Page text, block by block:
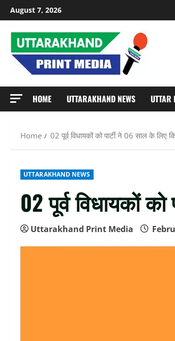
Skip
to
content
August 7, 2026
HOME UTTARAKHAND NEWS UTTAR
Home 02 पूर्व विधायकों को पार्टी ने 06 साल के लिए
UTTARAKHAND NEWS
02 पूर्व विधायकों
Uttarakhand Print Media